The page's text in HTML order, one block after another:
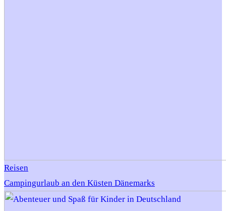
Reisen
Campingurlaub an den Küsten Dänemarks